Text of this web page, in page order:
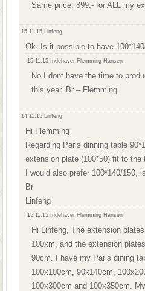
Same price. 899,- for ALL my
15.11.15 Linfeng
Ok. Is it possible to have
15.11.15 Indehaver Flemming Hansen
No I dont have the time to
this year. Br – Flemming
14.11.15 Linfeng
Hi Flemming
Regarding Paris dinning table
extension plate (100*50) fit to the
I would also prefer 100*140/150,
Br
Linfeng
15.11.15 Indehaver Flemming Hansen
Hi Linfeng, The extension
100xm, and the extension
90cm. I have my Paris dining
100x100cm, 90x140cm,
100x300cm and 100x350cm.